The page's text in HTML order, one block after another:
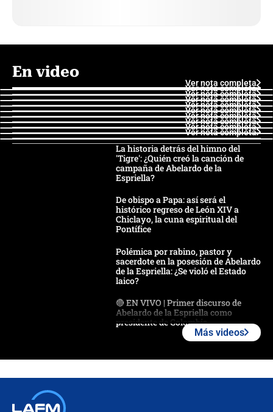
En video
Ver nota completa
Ver nota completa
Ver nota completa
Ver nota completa
Ver nota completa
Ver nota completa
Ver nota completa
Ver nota completa
Ver nota completa
Ver nota completa
La historia detrás del himno del
'Tigre': ¿Quién creó la canción de
campaña de Abelardo de la
Espriella?
De obispo a Papa: así será el
histórico regreso de León XIV a
Chiclayo, la cuna espiritual del
Pontífice
Polémica por rabino, pastor y
sacerdote en la posesión de Abelardo
de la Espriella: ¿Se violó el Estado
laico?
🔴 EN VIVO | Primer discurso de
Abelardo de la Espriella como
presidente de Colombia
Más videos